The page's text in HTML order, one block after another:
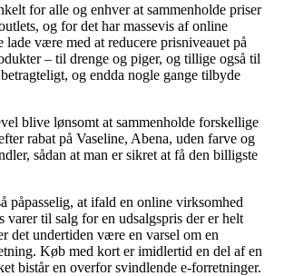
for alle og enhver at sammenholde priser
og for det har massevis af online
være med at reducere prisniveauet på
– til drenge og piger, og tillige også til
og endda nogle gange tilbyde
blive lønsomt at sammenholde forskellige
rabat på Vaseline, Abena, uden farve og
sådan at man er sikret at få den billigste
påpasselig, at ifald en online virksomhed
varer til salg for en udsalgspris der er helt
det undertiden være en varsel om en
Køb med kort er imidlertid en del af en
bistår en overfor svindlende e-forretninger.